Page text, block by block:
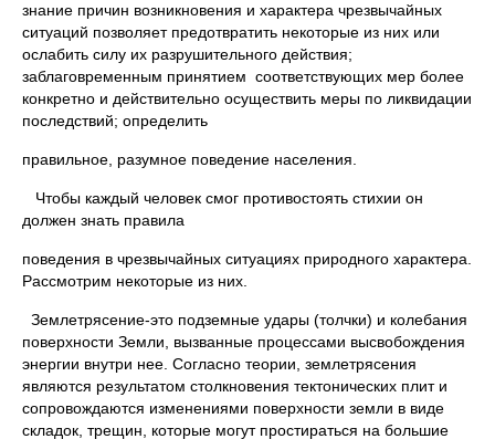
знание причин возникновения и характера чрезвычайных
ситуаций позволяет предотвратить некоторые из них или
ослабить силу их разрушительного действия;
заблаговременным принятием соответствующих мер более
конкретно и действительно осуществить меры по ликвидации
последствий; определить
правильное, разумное поведение населения.
Чтобы каждый человек смог противостоять стихии он
должен знать правила
поведения в чрезвычайных ситуациях природного характера.
Рассмотрим некоторые из них.
Землетрясение-это подземные удары (толчки) и колебания
поверхности Земли, вызванные процессами высвобождения
энергии внутри нее. Согласно теории, землетрясения
являются результатом столкновения тектонических плит и
сопровождаются изменениями поверхности земли в виде
складок, трещин, которые могут простираться на большие